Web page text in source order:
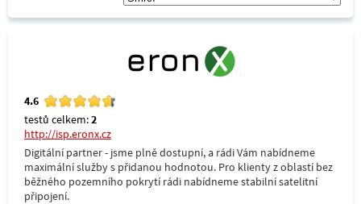
4.6
testů celkem:2
http://isp.eronx.cz
Digitální partner - jsme plně dostupní, a rádi Vám nabídneme
maximální služby s přidanou hodnotou. Pro klienty z oblastí bez
běžného pozemního pokrytí rádi nabídneme stabilní satelitní
připojení.